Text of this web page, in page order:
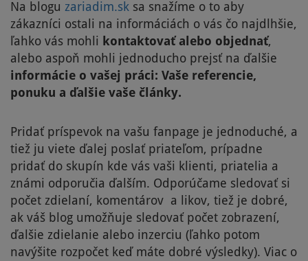
Na blogu zariadim.sk sa snažíme o to aby
zákazníci ostali na informáciách o vás čo najdlhšie,
ľahko vás mohli kontaktovať alebo objednať,
alebo aspoň mohli jednoducho prejsť na ďalšie
informácie o vašej práci: Vaše referencie,
ponuku a ďalšie vaše články.
Pridať príspevok na vašu fanpage je jednoduché, a
tiež ju viete ďalej poslať priateľom, prípadne
pridať do skupín kde vás vaši klienti, priatelia a
známi odporučia ďalším. Odporúčame sledovať si
počet zdielaní, komentárov a likov, tiež je dobré,
ak váš blog umožňuje sledovať počet zobrazení,
ďalšie zdielanie alebo inzerciu (ľahko potom
navýšite rozpočet keď máte dobré výsledky). Viac o